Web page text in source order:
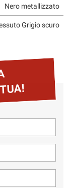
Nero metallizzato
Grigio scuro